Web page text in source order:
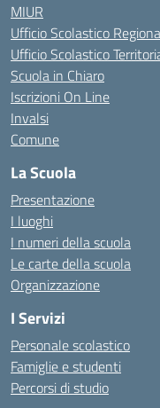
MIUR
Ufficio Scolastico
Ufficio Scolastico
Scuola in Chiaro
Iscrizioni On Line
Invalsi
Comune
La Scuola
Presentazione
I luoghi
I numeri della scuola
Le carte della scuola
Organizzazione
I Servizi
Personale scolastico
Famiglie e studenti
Percorsi di studio